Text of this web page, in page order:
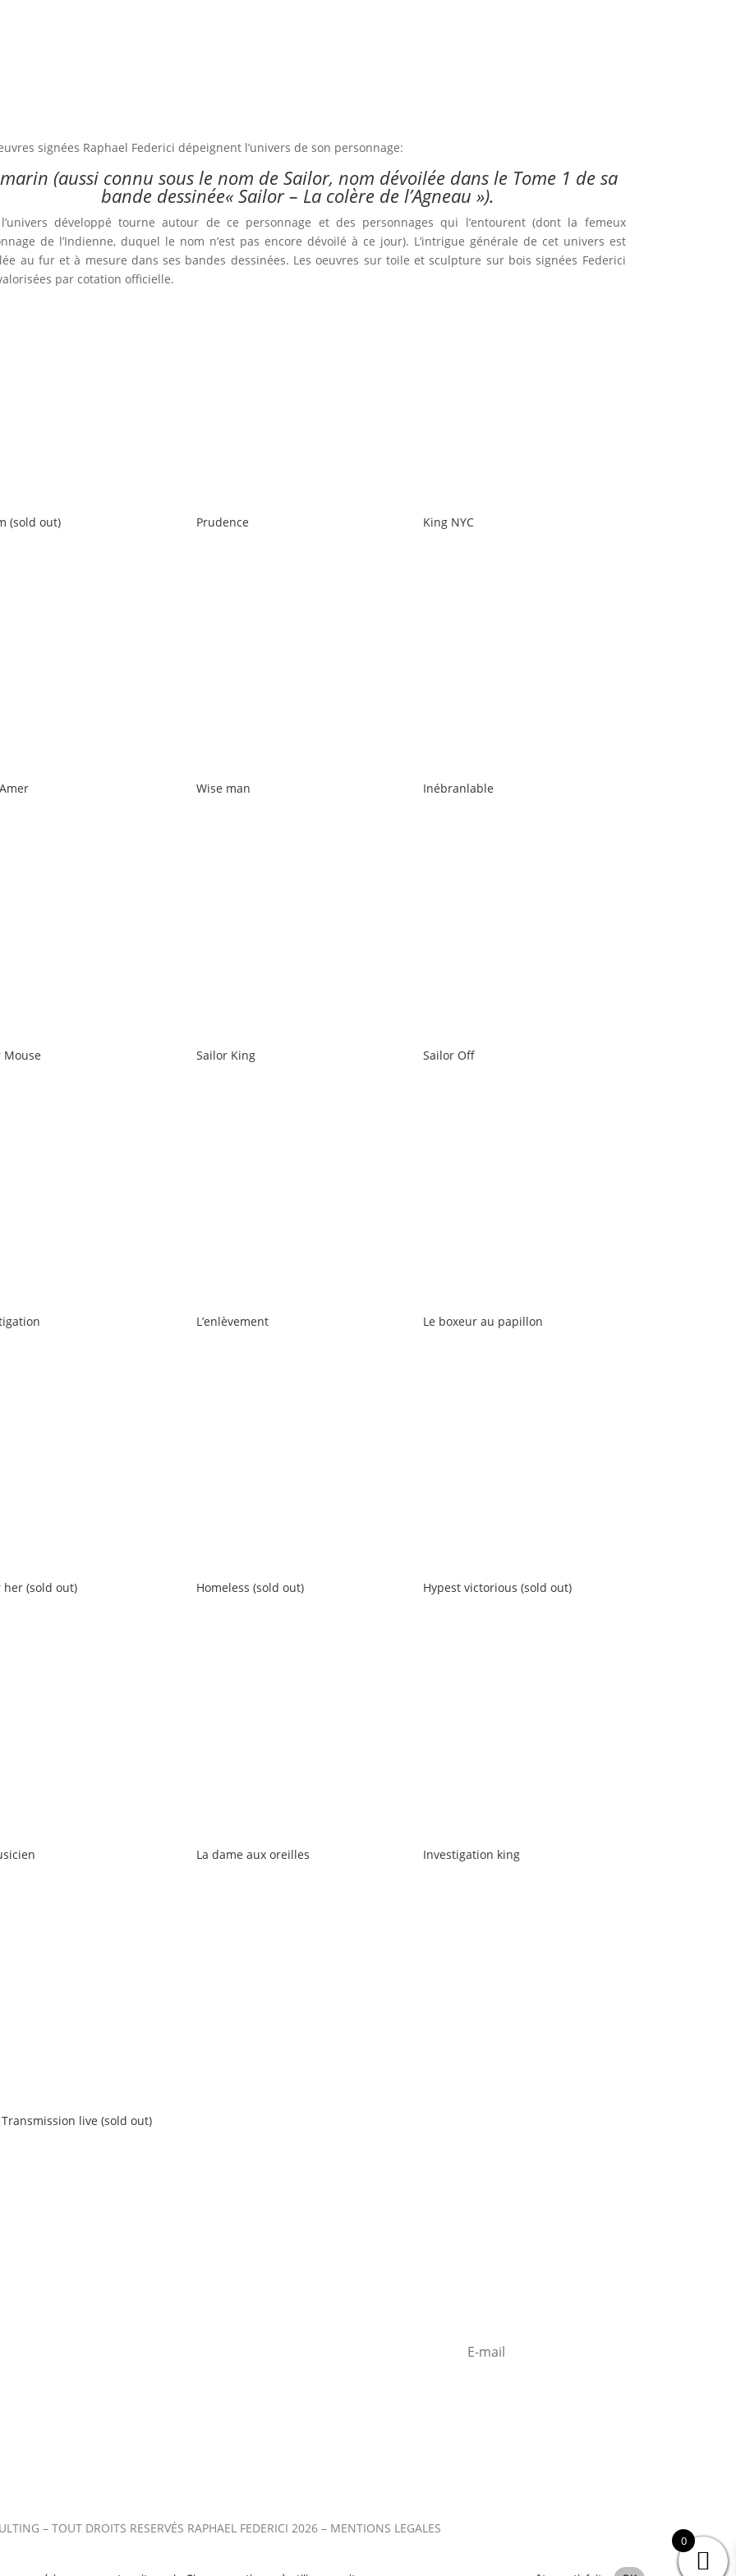
signées Raphael Federici dépeignent l’univers de son personnage:
(aussi connu sous le nom de Sailor, nom dévoilée dans le Tome 1 de sa
bande dessinée« Sailor – La colère de l’Agneau »).
développé tourne autour de ce personnage et des personnages qui l’entourent (dont la femeux
de l’Indienne, duquel le nom n’est pas encore dévoilé à ce jour). L’intrigue générale de cet univers est
au fur et à mesure dans ses bandes dessinées. Les oeuvres sur toile et sculpture sur bois signées Federici
par cotation officielle.
(sold out) Prudence King NYC
Wise man Inébranlable
Mouse Sailor King Sailor Off
L’enlèvement Le boxeur au papillon
her (sold out) Homeless (sold out) Hypest victorious (sold out)
La dame aux oreilles Investigation king
live (sold out)
– TOUT DROITS RESERVÉS RAPHAEL FEDERICI 2026 – MENTIONS LEGALES
0